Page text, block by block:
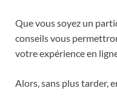
Que vous soyez un
conseils vous
votre expérience en
Alors, sans plus tarder,